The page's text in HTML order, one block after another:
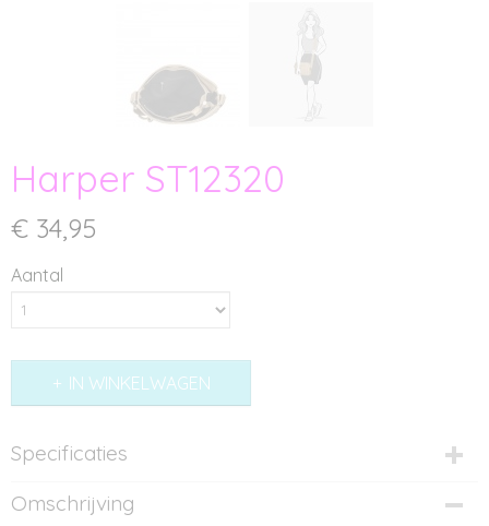
Harper ST12320
€ 34,95
Aantal
IN WINKELWAGEN
Specificaties
Productcode
ST12320
Omschrijving